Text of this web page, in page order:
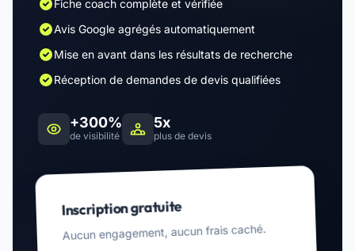
Fiche coach complète et vérifiée
Avis Google agrégés automatiquement
Mise en avant dans les résultats de recherche
Réception de demandes de devis qualifiées
+300%
de visibilité
5x
plus de devis
Inscription gratuite
Aucun engagement, aucun frais caché.